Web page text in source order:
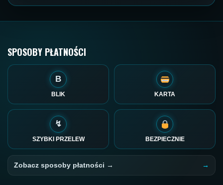
SPOSOBY PŁATNOŚCI
B
BLIK KARTA
↯
SZYBKI PRZELEW BEZPIECZNIE
Zobacz sposoby płatności →